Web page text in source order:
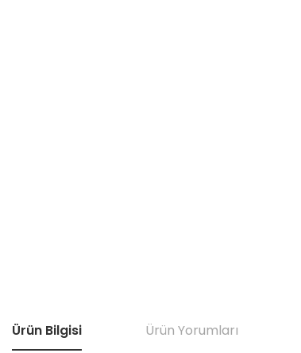
Ürün Bilgisi Ürün Yorumları